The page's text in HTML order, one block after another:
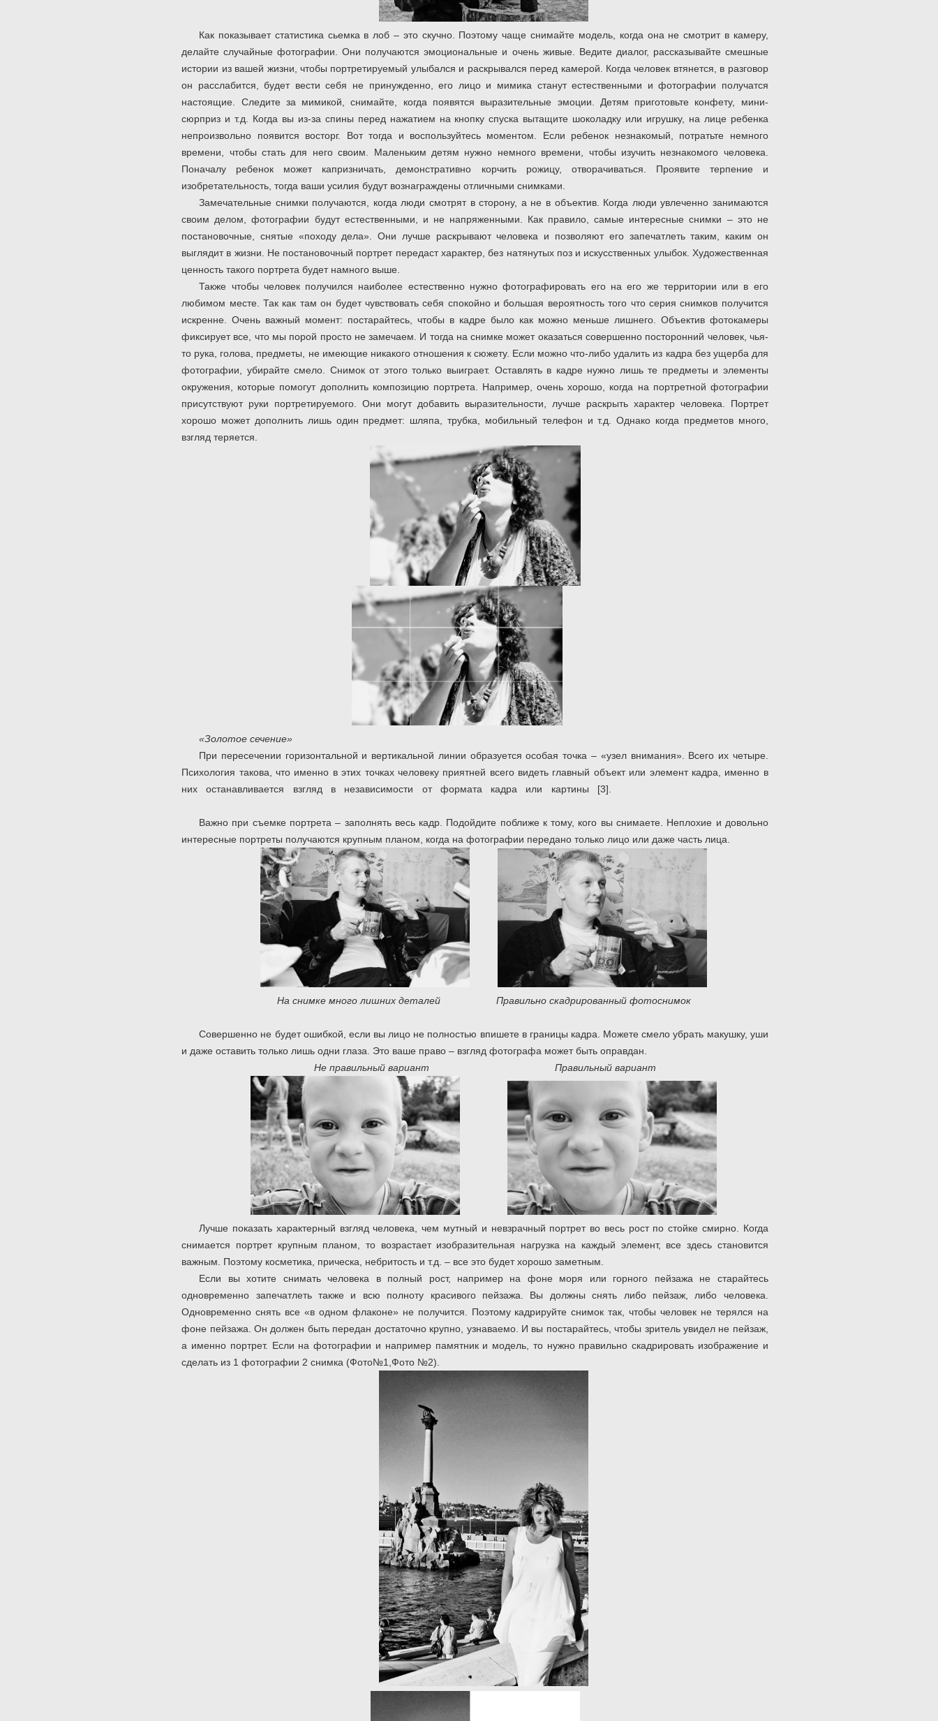
Как показывает статистика сьемка в лоб – это скучно. Поэтому чаще снимайте модель, когда она не смотрит в камеру,
делайте случайные фотографии. Они получаются эмоциональные и очень живые. Ведите диалог, рассказывайте смешные
истории из вашей жизни, чтобы портретируемый улыбался и раскрывался перед камерой. Когда человек втянется, в разговор
он расслабится, будет вести себя не принужденно, его лицо и мимика станут естественными и фотографии получатся
настоящие. Следите за мимикой, снимайте, когда появятся выразительные эмоции. Детям приготовьте конфету, мини-
сюрприз и т.д. Когда вы из-за спины перед нажатием на кнопку спуска вытащите шоколадку или игрушку, на лице ребенка
непроизвольно появится восторг. Вот тогда и воспользуйтесь моментом. Если ребенок незнакомый, потратьте немного
времени, чтобы стать для него своим. Маленьким детям нужно немного времени, чтобы изучить незнакомого человека.
Поначалу ребенок может капризничать, демонстративно корчить рожицу, отворачиваться. Проявите терпение и
изобретательность, тогда ваши усилия будут вознаграждены отличными снимками.
Замечательные снимки получаются, когда люди смотрят в сторону, а не в объектив. Когда люди увлеченно занимаются
своим делом, фотографии будут естественными, и не напряженными. Как правило, самые интересные снимки – это не
постановочные, снятые «походу дела». Они лучше раскрывают человека и позволяют его запечатлеть таким, каким он
выглядит в жизни. Не постановочный портрет передаст характер, без натянутых поз и искусственных улыбок. Художественная
ценность такого портрета будет намного выше.
Также чтобы человек получился наиболее естественно нужно фотографировать его на его же территории или в его
любимом месте. Так как там он будет чувствовать себя спокойно и большая вероятность того что серия снимков получится
искренне. Очень важный момент: постарайтесь, чтобы в кадре было как можно меньше лишнего. Объектив фотокамеры
фиксирует все, что мы порой просто не замечаем. И тогда на снимке может оказаться совершенно посторонний человек, чья-
то рука, голова, предметы, не имеющие никакого отношения к сюжету. Если можно что-либо удалить из кадра без ущерба для
фотографии, убирайте смело. Снимок от этого только выиграет. Оставлять в кадре нужно лишь те предметы и элементы
окружения, которые помогут дополнить композицию портрета. Например, очень хорошо, когда на портретной фотографии
присутствуют руки портретируемого. Они могут добавить выразительности, лучше раскрыть характер человека. Портрет
хорошо может дополнить лишь один предмет: шляпа, трубка, мобильный телефон и т.д. Однако когда предметов много,
взгляд теряется.
«Золотое сечение»
При пересечении горизонтальной и вертикальной линии образуется особая точка – «узел внимания». Всего их четыре.
Психология такова, что именно в этих точках человеку приятней всего видеть главный объект или элемент кадра, именно в
них останавливается взгляд в независимости от формата кадра или картины [3].
Важно при съемке портрета – заполнять весь кадр. Подойдите поближе к тому, кого вы снимаете. Неплохие и довольно
интересные портреты получаются крупным планом, когда на фотографии передано только лицо или даже часть лица.
На снимке много лишних деталей Правильно скадрированный фотоснимок
Совершенно не будет ошибкой, если вы лицо не полностью впишете в границы кадра. Можете смело убрать макушку, уши
и даже оставить только лишь одни глаза. Это ваше право – взгляд фотографа может быть оправдан.
Не правильный вариант
Правильный вариант
Лучше показать характерный взгляд человека, чем мутный и невзрачный портрет во весь рост по стойке смирно. Когда
снимается портрет крупным планом, то возрастает изобразительная нагрузка на каждый элемент, все здесь становится
важным. Поэтому косметика, прическа, небритость и т.д. – все это будет хорошо заметным.
Если вы хотите снимать человека в полный рост, например на фоне моря или горного пейзажа не старайтесь
одновременно запечатлеть также и всю полноту красивого пейзажа. Вы должны снять либо пейзаж, либо человека.
Одновременно снять все «в одном флаконе» не получится. Поэтому кадрируйте снимок так, чтобы человек не терялся на
фоне пейзажа. Он должен быть передан достаточно крупно, узнаваемо. И вы постарайтесь, чтобы зритель увидел не пейзаж,
а именно портрет. Если на фотографии и например памятник и модель, то нужно правильно скадрировать изображение и
сделать из 1 фотографии 2 снимка (Фото№1,Фото №2).